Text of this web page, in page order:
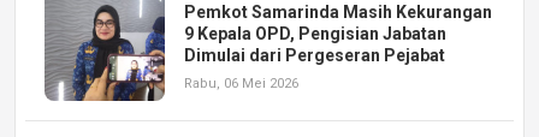
Pemkot Samarinda Masih Kekurangan
9 Kepala OPD, Pengisian Jabatan
Dimulai dari Pergeseran Pejabat
Rabu, 06 Mei 2026